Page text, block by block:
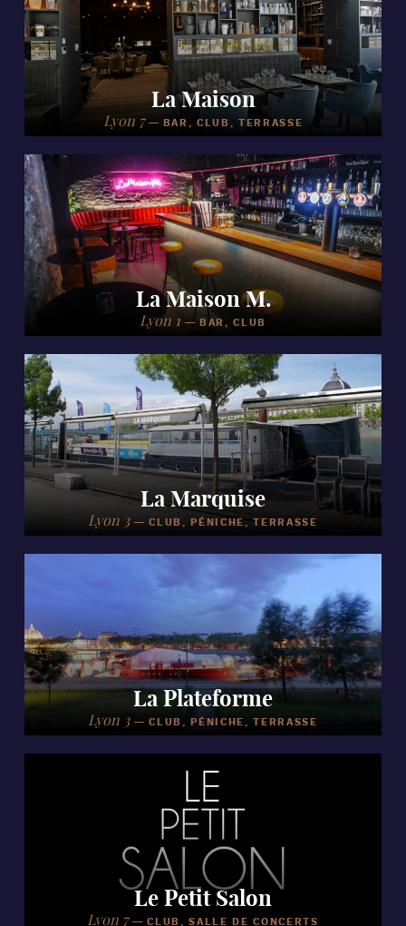
La Maison
Lyon 7— BAR, CLUB, TERRASSE
La Maison M.
Lyon 1— BAR, CLUB
La Marquise
Lyon 3—CLUB, PÉNICHE, TERRASSE
La Plateforme
Lyon 3—CLUB, PÉNICHE, TERRASSE
Le Petit Salon
Lyon 7—CLUB, SALLE DE CONCERTS